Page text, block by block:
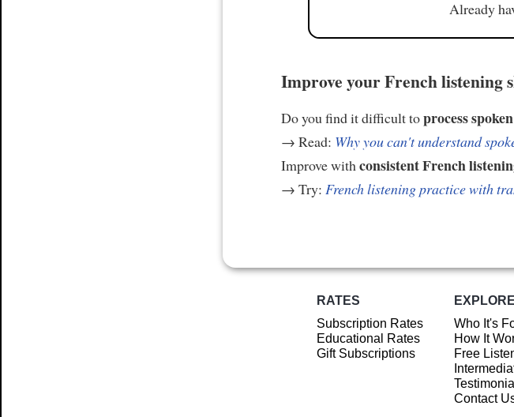
Already
Improve your French listening
Do you find it difficult toprocess
→ Read: Why you can't understand
Improve withconsistent French
→ Try: French listening practice with
RATES
Subscription Rates
Educational Rates
Gift Subscriptions
EXPLORE
Who It's
How It
Free
Contact